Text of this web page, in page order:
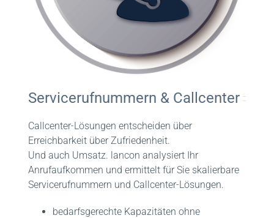
Servicerufnummern & Callcenter
Callcenter-Lösungen entscheiden über
Erreichbarkeit über Zufriedenheit.
Und auch Umsatz. lancon analysiert Ihr
Anrufaufkommen und ermittelt für Sie skalierbare
Servicerufnummern und Callcenter-Lösungen.
bedarfsgerechte Kapazitäten ohne